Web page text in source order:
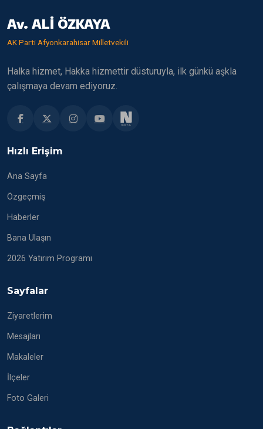
Av. ALİ ÖZKAYA
AK Parti Afyonkarahisar Milletvekili
Halka hizmet, Hakka hizmettir düsturuyla, ilk günkü aşkla
çalışmaya devam ediyoruz.
Hızlı Erişim
Ana Sayfa
Özgeçmiş
Haberler
Bana Ulaşın
2026 Yatırım Programı
Sayfalar
Ziyaretlerim
Mesajları
Makaleler
İlçeler
Foto Galeri